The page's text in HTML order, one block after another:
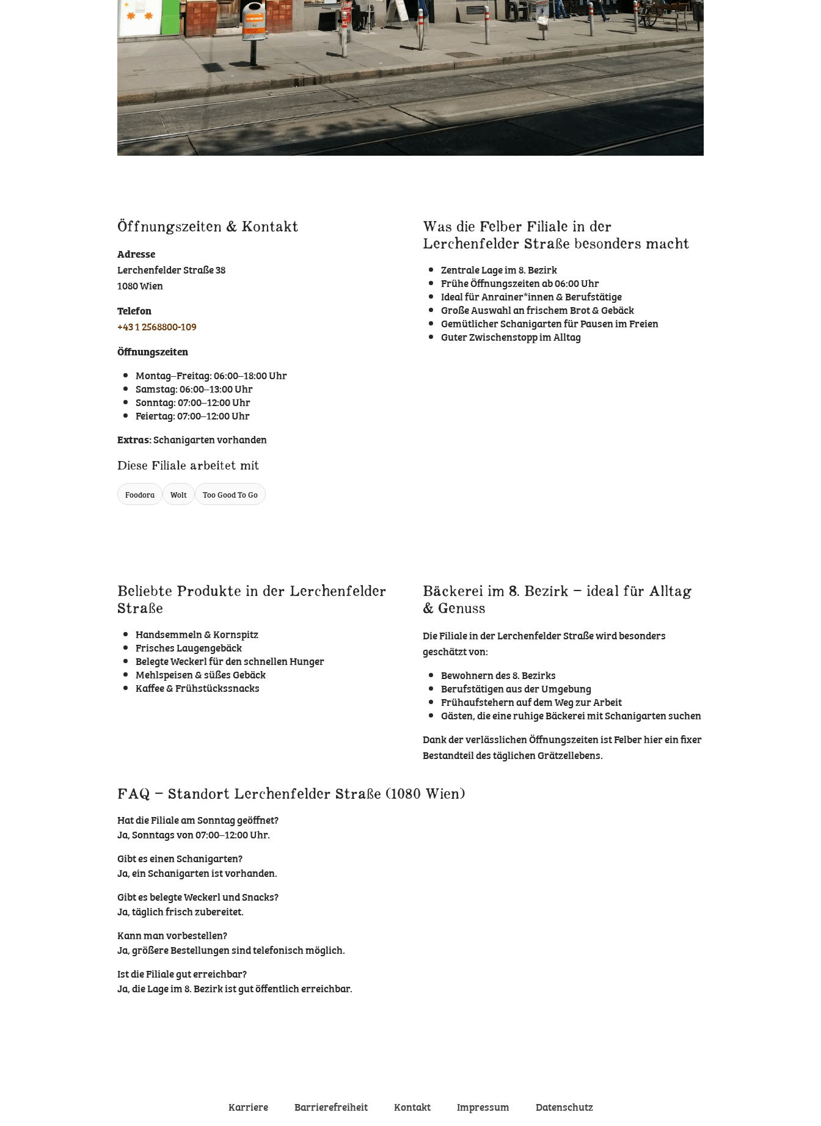
Öffnungszeiten & Kontakt
Adresse
Lerchenfelder Straße 38
1080 Wien
Telefon
+43 1 2568800-109
Öffnungszeiten
Montag–Freitag: 06:00–18:00 Uhr
Samstag: 06:00–13:00 Uhr
Sonntag: 07:00–12:00 Uhr
Feiertag: 07:00–12:00 Uhr
Extras:Schanigarten vorhanden
Diese Filiale arbeitet mit
Foodora Wolt Too Good To Go
Was die Felber Filiale in der
Lerchenfelder Straße besonders macht
Zentrale Lage im 8. Bezirk
Frühe Öffnungszeiten ab 06:00 Uhr
Ideal für Anrainer*innen & Berufstätige
Große Auswahl an frischem Brot & Gebäck
Gemütlicher Schanigarten für Pausen im Freien
Guter Zwischenstopp im Alltag
Beliebte Produkte in der Lerchenfelder
Straße
Handsemmeln & Kornspitz
Frisches Laugengebäck
Belegte Weckerl für den schnellen Hunger
Mehlspeisen & süßes Gebäck
Kaffee & Frühstückssnacks
Bäckerei im 8. Bezirk – ideal für Alltag
& Genuss
Die Filiale in der Lerchenfelder Straße wird besonders
geschätzt von:
Bewohnern des 8. Bezirks
Berufstätigen aus der Umgebung
Frühaufstehern auf dem Weg zur Arbeit
Gästen, die eine ruhige Bäckerei mit Schanigarten suchen
Dank der verlässlichen Öffnungszeiten ist Felber hier ein fixer
Bestandteil des täglichen Grätzellebens.
FAQ – Standort Lerchenfelder Straße (1080 Wien)
Hat die Filiale am Sonntag geöffnet?
Ja, Sonntags von 07:00–12:00 Uhr.
Gibt es einen Schanigarten?
Ja, ein Schanigarten ist vorhanden.
Gibt es belegte Weckerl und Snacks?
Ja, täglich frisch zubereitet.
Kann man vorbestellen?
Ja, größere Bestellungen sind telefonisch möglich.
Ist die Filiale gut erreichbar?
Ja, die Lage im 8. Bezirk ist gut öffentlich erreichbar.
Karriere Barrierefreiheit Kontakt Impressum Datenschutz